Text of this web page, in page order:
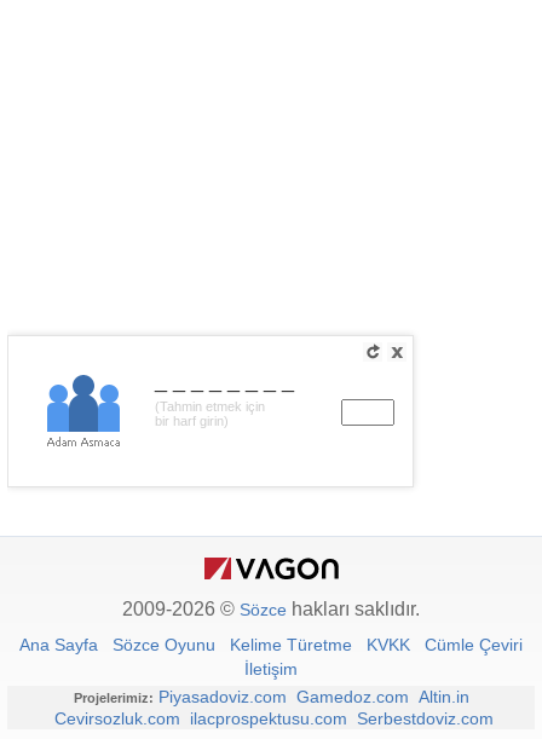
(Tahmin etmek için
bir harf girin)
2009-2026 © Sözce hakları saklıdır.
Ana Sayfa Sözce Oyunu Kelime Türetme KVKK
Cümle Çeviri
İletişim
Projelerimiz: Piyasadoviz.com Gamedoz.com Altin.in
Cevirsozluk.com
ilacprospektusu.com Serbestdoviz.com